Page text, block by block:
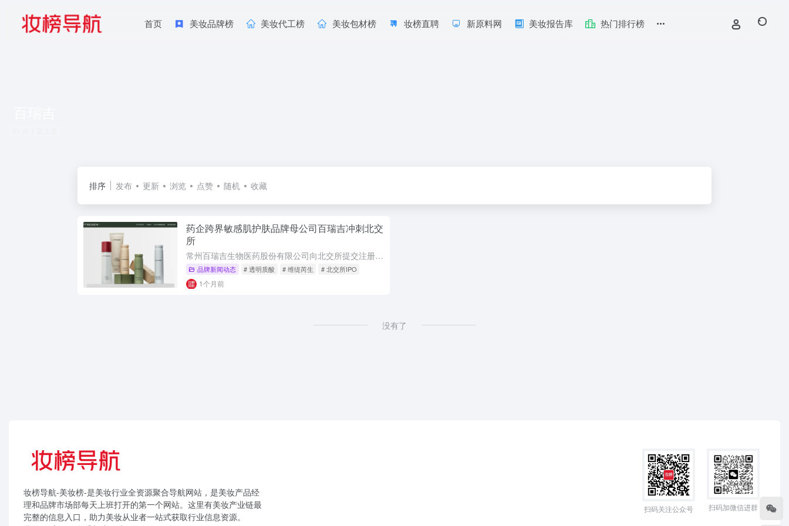
首页 美妆品牌榜 美妆代工榜 美妆包材榜 妆榜直聘 新原料网 美妆报告库 热门排行榜
排序 发布 更新 浏览 点赞 随机 收藏
药企跨界敏感肌护肤品牌母公司百瑞吉冲刺北交
所
常州百瑞吉生物医药股份有限公司向北交所提交注册申请，距离上市仅一步之遥。该公司2021年推出敏感肌功效护肤品牌维缇芮生，依托自研交联透明质酸技术布局面膜、面霜等产品，2025年护肤业务营收近9000万...
品牌新闻动态 # 透明质酸 # 维缇芮生 # 北交所IPO
1个月前
没有了
妆榜导航-美妆榜-是美妆行业全资源聚合导航网站，是美妆产品经
理和品牌市场部每天上班打开的第一个网站。这里有美妆产业链最
完整的信息入口，助力美妆从业者一站式获取行业信息资源。
扫码关注公众号 扫码加微信进群